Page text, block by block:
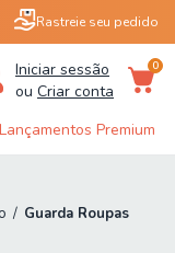
Rastreie seu pedido
Iniciar sessão
ou Criar conta
0
Lançamentos Premium
/ Guarda Roupas